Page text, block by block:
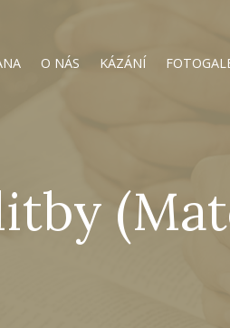
O NÁS KÁZÁNÍ